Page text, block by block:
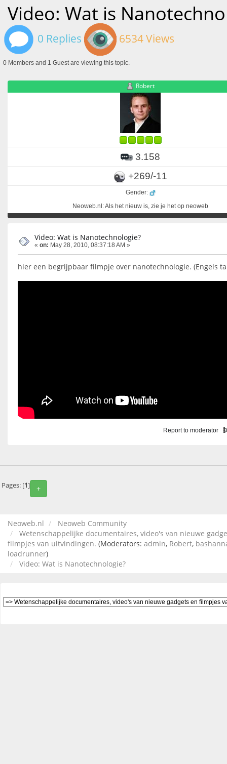
Video: Wat is
0 Replies 6534 Views
0 Members and 1 Guest are viewing this topic.
Robert
3.158
+269/-11
Gender:
Neoweb.nl: Als het nieuw is, zie je het op neoweb
Video: Wat is Nanotechnologie?
« on: May 28, 2010, 08:37:18 AM »
hier een begrijpbaar filmpje over nanotechnologie. (Engels
Report to moderator
+
Pages: [1]
Neoweb.nl
Neoweb Community
Wetenschappelijke documentaires, video's van nieuwe
filmpjes van uitvindingen. (Moderators: admin, Robert,
loadrunner)
Video: Wat is Nanotechnologie?